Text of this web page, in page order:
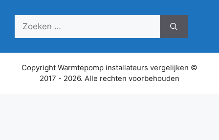
Zoek
Copyright Warmtepomp installateurs vergelijken ©
2017 - 2026. Alle rechten voorbehouden